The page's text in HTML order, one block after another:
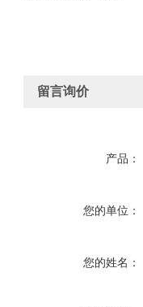
留言询价
产品：
您的单位：
您的姓名：